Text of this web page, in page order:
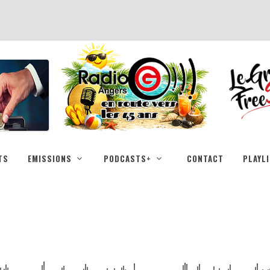
EMISSIONS PODCASTS+ CONTACT